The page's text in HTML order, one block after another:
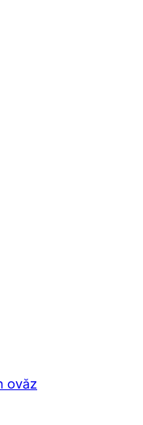
ovăz